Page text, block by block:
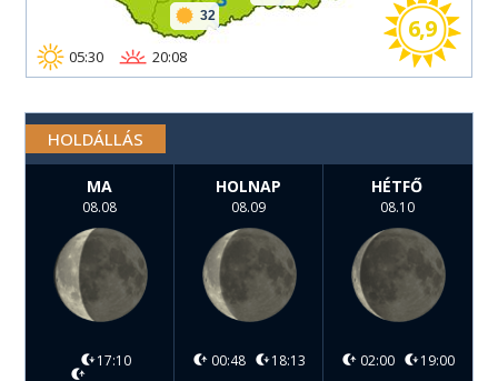
32
05:30 20:08
6,9
HOLDÁLLÁS
MA
08.08
17:10
HOLNAP
08.09
00:48 18:13
HÉTFŐ
08.10
02:00 19:00